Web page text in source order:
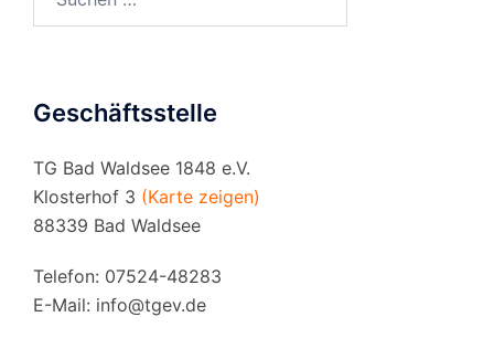
nach:
Geschäftsstelle
TG Bad Waldsee 1848 e.V.
Klosterhof 3 (Karte zeigen)
88339 Bad Waldsee
Telefon: 07524-48283
E-Mail: info@tgev.de